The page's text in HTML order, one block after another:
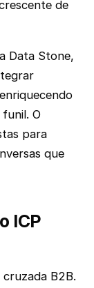
de
Data Stone,
O
para
que
ICP
B2B.